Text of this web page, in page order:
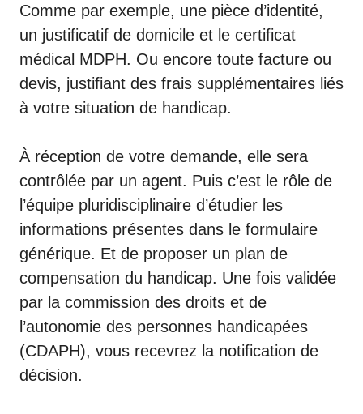
Comme par exemple, une pièce d’identité,
un justificatif de domicile et le certificat
médical MDPH. Ou encore toute facture ou
devis, justifiant des frais supplémentaires liés
à votre situation de handicap.
À réception de votre demande, elle sera
contrôlée par un agent. Puis c’est le rôle de
l’équipe pluridisciplinaire d’étudier les
informations présentes dans le formulaire
générique. Et de proposer un plan de
compensation du handicap. Une fois validée
par la commission des droits et de
l’autonomie des personnes handicapées
(CDAPH), vous recevrez la notification de
décision.